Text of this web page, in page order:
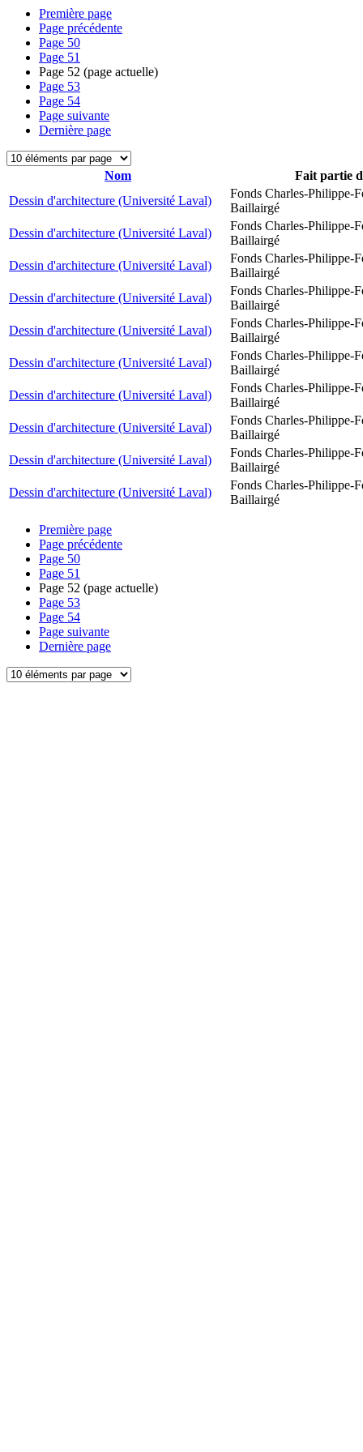
Première page
Page précédente
Page 50
Page 51
Page 52 (page actuelle)
Page 53
Page 54
Page suivante
Dernière page
Nom
Fait partie
Dessin d'architecture (Université Laval)
Fonds Charles-Philippe-
Baillairgé
Dessin d'architecture (Université Laval)
Fonds Charles-Philippe-
Baillairgé
Dessin d'architecture (Université Laval)
Fonds Charles-Philippe-
Baillairgé
Dessin d'architecture (Université Laval)
Fonds Charles-Philippe-
Baillairgé
Dessin d'architecture (Université Laval)
Fonds Charles-Philippe-
Baillairgé
Dessin d'architecture (Université Laval)
Fonds Charles-Philippe-
Baillairgé
Dessin d'architecture (Université Laval)
Fonds Charles-Philippe-
Baillairgé
Dessin d'architecture (Université Laval)
Fonds Charles-Philippe-
Baillairgé
Dessin d'architecture (Université Laval)
Fonds Charles-Philippe-
Baillairgé
Dessin d'architecture (Université Laval)
Fonds Charles-Philippe-
Baillairgé
Première page
Page précédente
Page 50
Page 51
Page 52 (page actuelle)
Page 53
Page 54
Page suivante
Dernière page